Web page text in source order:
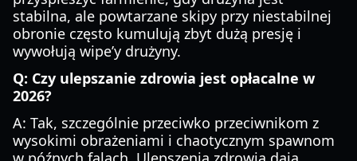
stabilna, ale powtarzane skipy przy niestabilnej
obronie często kumulują zbyt dużą presję i
wywołują wipe’y drużyny.
Q: Czy ulepszanie zdrowia jest opłacalne w
2026?
A: Tak, szczególnie przeciwko przeciwnikom z
wysokimi obrażeniami i chaotycznym spawnom